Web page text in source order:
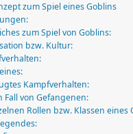
zum Spiel eines Goblins
zum Spiel von Goblins:
bzw. Kultur:
Kampfverhalten:
Fall von Gefangenen:
Rollen bzw. Klassen eines